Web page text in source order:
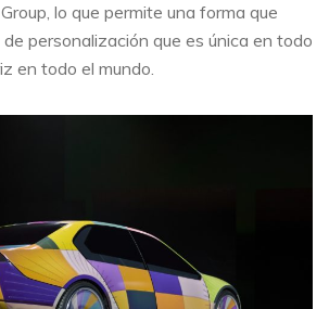
lo que permite una forma que
personalización que es única en todo
en todo el mundo.